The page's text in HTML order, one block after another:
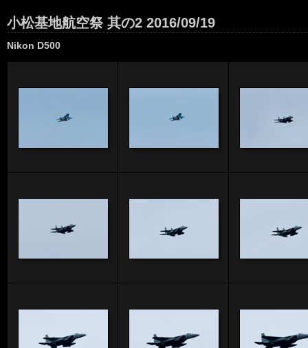
小松基地航空祭 其の2 2016/09/19
Nikon D500